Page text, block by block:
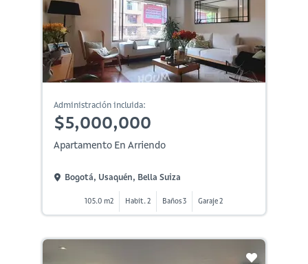
Administración incluida:
$5,000,000
Apartamento En Arriendo
Bogotá, Usaquén, Bella Suiza
105.0 m2 Habit. 2 Baños 3 Garaje 2